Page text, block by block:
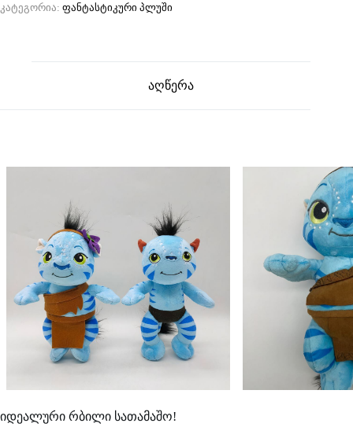
კატეგორია: ფანტასტიკური პლუში
აღწერა
იდეალური რბილი სათამაშო!